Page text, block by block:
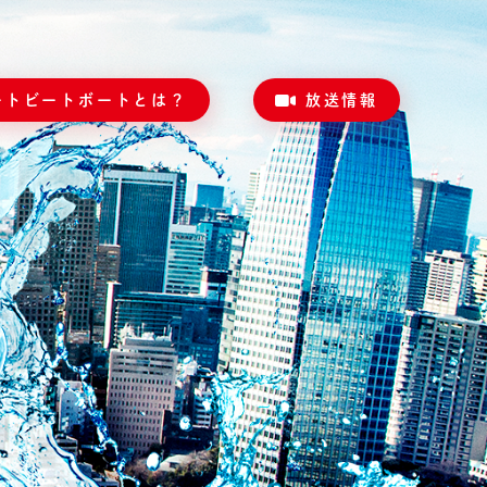
トビートボートとは？ 放送情報